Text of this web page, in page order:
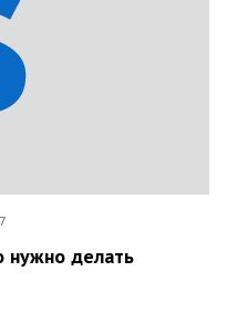
нужно делать